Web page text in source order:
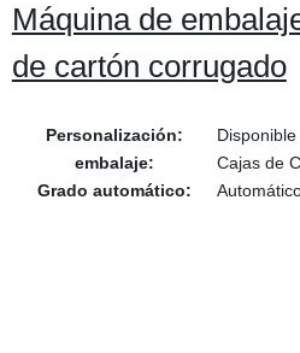
Máquina de
de cartón corrugado
Personalización:
Disponible
embalaje:
Cajas de
Grado automático: